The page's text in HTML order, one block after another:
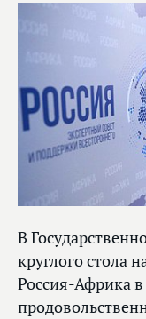
В
круглого стола
Россия-Африка